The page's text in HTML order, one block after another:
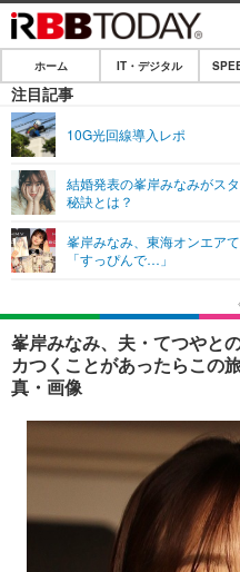
ホーム
IT・デジタル
ネタ
ショッピング
SPEED TEST
エンタメ
エンタメTOP
音楽
ショッピング
ライフ
ライフTOP
ペット
リリース一覧
プッシュ通知の停止方法
ホーム IT・デジタル
注目記事
10G光回線導入レポ
結婚発表の峯岸みなみがス
秘訣とは？
峯岸みなみ、東海オンエア
「すっぴんで…」
峯岸みなみ、夫・てつやと
カつくことがあったらこの
真・画像